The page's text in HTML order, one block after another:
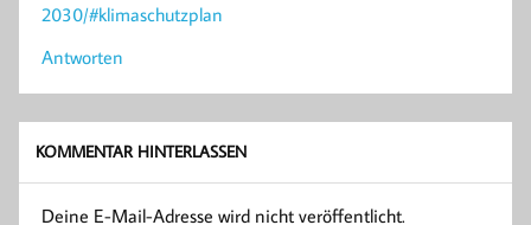
2030/#klimaschutzplan
Antworten
KOMMENTAR HINTERLASSEN
Deine E-Mail-Adresse wird nicht veröffentlicht.